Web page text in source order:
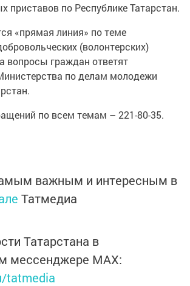
приставов по Республике Татарстан.
«прямая линия» по теме
(волонтерских)
вопросы граждан ответят
по делам молодежи
по всем темам – 221-80-35.
важным и интересным в
Татмедиа
Татарстана в
мессенджере MАХ:
tatmedia